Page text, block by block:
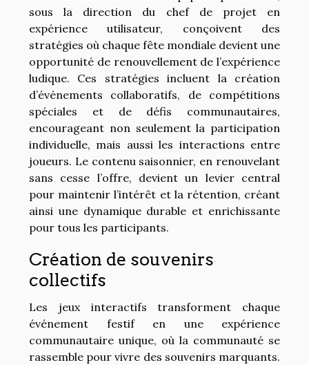
sous la direction du chef de projet en
expérience utilisateur, conçoivent des
stratégies où chaque fête mondiale devient une
opportunité de renouvellement de l’expérience
ludique. Ces stratégies incluent la création
d’événements collaboratifs, de compétitions
spéciales et de défis communautaires,
encourageant non seulement la participation
individuelle, mais aussi les interactions entre
joueurs. Le contenu saisonnier, en renouvelant
sans cesse l’offre, devient un levier central
pour maintenir l’intérêt et la rétention, créant
ainsi une dynamique durable et enrichissante
pour tous les participants.
Création de souvenirs
collectifs
Les jeux interactifs transforment chaque
événement festif en une expérience
communautaire unique, où la communauté se
rassemble pour vivre des souvenirs marquants.